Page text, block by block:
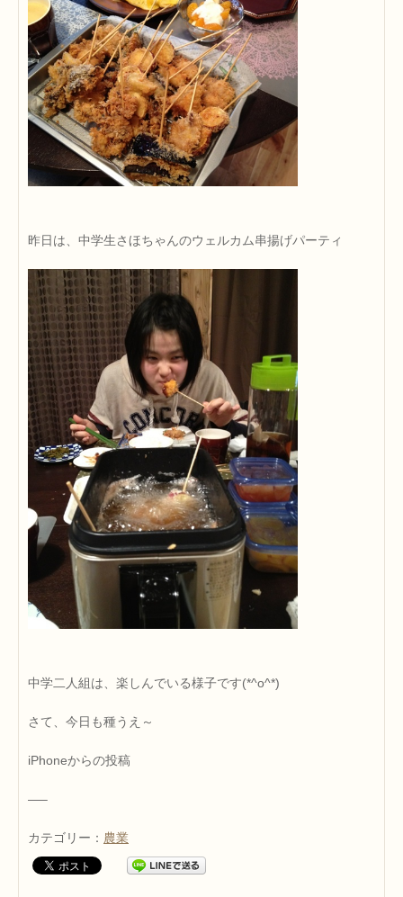
昨日は、中学生さほちゃんのウェルカム串揚げパーティ
中学二人組は、楽しんでいる様子です(*^o^*)
さて、今日も種うえ～
iPhoneからの投稿
—–
カテゴリー： 農業